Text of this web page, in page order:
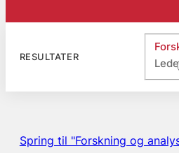
RESULTATER
Spring til "Forskning og